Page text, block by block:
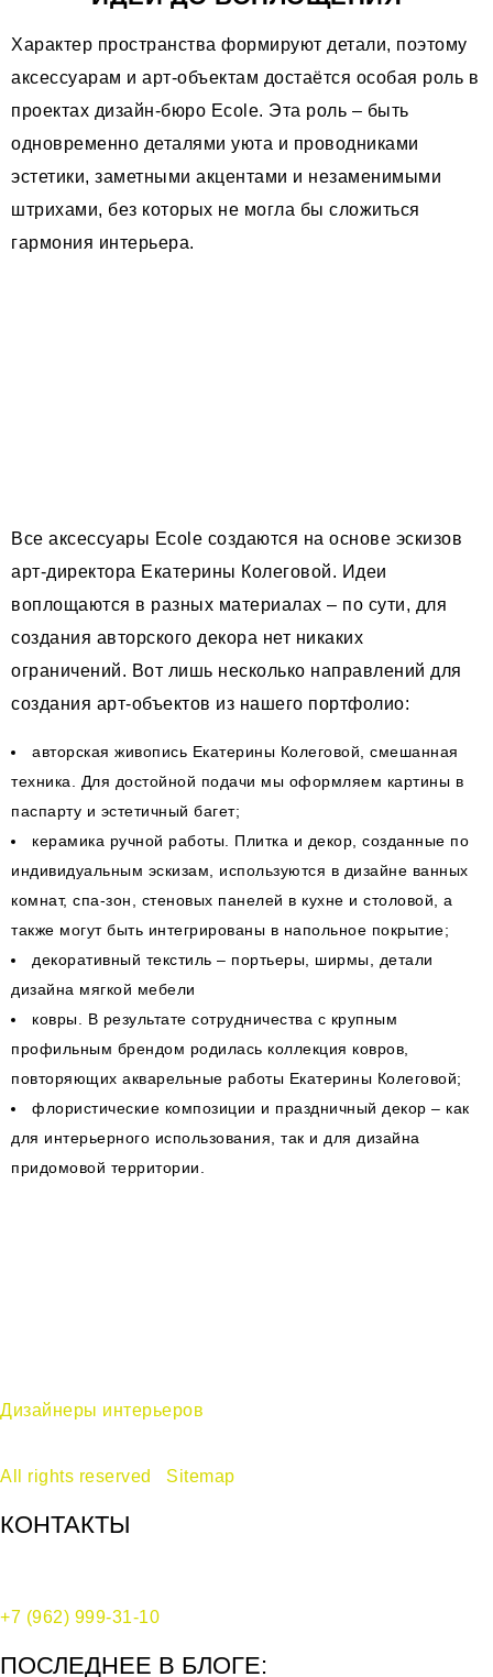
Характер пространства формируют детали, поэтому
аксессуарам и арт-объектам достаётся особая роль в
проектах дизайн-бюро Ecole. Эта роль – быть
одновременно деталями уюта и проводниками
эстетики, заметными акцентами и незаменимыми
штрихами, без которых не могла бы сложиться
гармония интерьера.
Все аксессуары Ecole создаются на основе эскизов
арт-директора Екатерины Колеговой. Идеи
воплощаются в разных материалах – по сути, для
создания авторского декора нет никаких
ограничений. Вот лишь несколько направлений для
создания арт-объектов из нашего портфолио:
авторская живопись Екатерины Колеговой, смешанная
техника. Для достойной подачи мы оформляем картины в
паспарту и эстетичный багет;
керамика ручной работы. Плитка и декор, созданные по
индивидуальным эскизам, используются в дизайне ванных
комнат, спа-зон, стеновых панелей в кухне и столовой, а
также могут быть интегрированы в напольное покрытие;
декоративный текстиль – портьеры, ширмы, детали
дизайна мягкой мебели
ковры. В результате сотрудничества с крупным
профильным брендом родилась коллекция ковров,
повторяющих акварельные работы Екатерины Колеговой;
флористические композиции и праздничный декор – как
для интерьерного использования, так и для дизайна
придомовой территории.
Дизайнеры интерьеров
All rights reserved
Sitemap
КОНТАКТЫ
+7 (962) 999-31-10
ПОСЛЕДНЕЕ В БЛОГЕ: